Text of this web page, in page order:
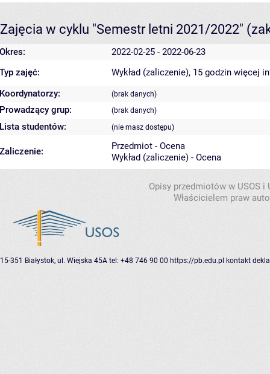
Zajęcia w cyklu "Semestr letni 2021/2022"
Okres:
2022-02-25 - 2022-06-23
Typ zajęć:
Wykład (zaliczenie), 15 godzin więcej
Koordynatorzy:
(brak danych)
Prowadzący grup: (brak danych)
Lista studentów: (nie masz dostępu)
Zaliczenie:
Przedmiot - Ocena
Wykład (zaliczenie) - Ocena
Opisy przedmiotów w USOS
Właścicielem praw
15-351 Białystok, ul. Wiejska 45A tel: +48 746 90 00 https://pb.edu.pl kontakt